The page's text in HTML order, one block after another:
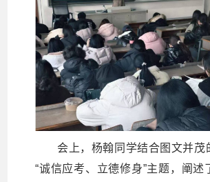
会上，杨翰同学结合图文并茂
“诚信应考、立德修身”主题，阐述